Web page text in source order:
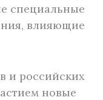
специальные
влияющие
и российских
новые